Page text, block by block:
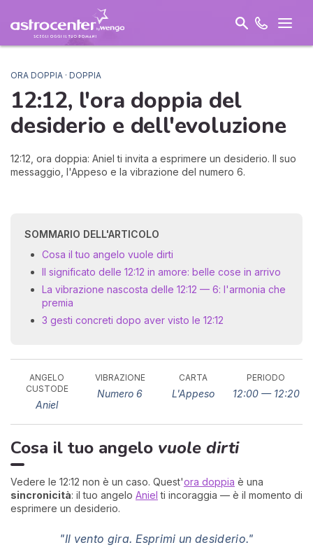
ORA DOPPIA · DOPPIA
12:12, l'ora doppia del
desiderio e dell'evoluzione
12:12, ora doppia: Aniel ti invita a esprimere un desiderio. Il suo
messaggio, l'Appeso e la vibrazione del numero 6.
SOMMARIO DELL'ARTICOLO
Cosa il tuo angelo vuole dirti
Il significato delle 12:12 in amore: belle cose in arrivo
La vibrazione nascosta delle 12:12 — 6: l'armonia che
premia
3 gesti concreti dopo aver visto le 12:12
ANGELO
CUSTODE
Aniel
VIBRAZIONE
Numero 6
CARTA
L'Appeso
PERIODO
12:00 — 12:20
Cosa il tuo angelo vuole dirti
Vedere le 12:12 non è un caso. Quest'ora doppia è una
sincronicità: il tuo angelo Aniel ti incoraggia — è il momento di
esprimere un desiderio.
"Il vento gira. Esprimi un desiderio."